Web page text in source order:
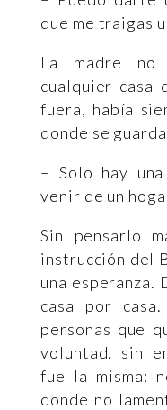
que me traigas
La madre no
cualquier casa
fuera, había
donde se
– Solo hay
venir de un
Sin pensarlo
instrucción del
una esperanza.
casa por
personas que
voluntad, sin
fue la misma:
donde no